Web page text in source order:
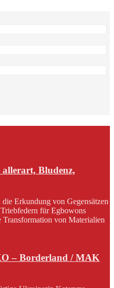
Bludenz,
Erkundung von Gegensätzen
für Egbowons
von Materialien
– Borderland / MAK